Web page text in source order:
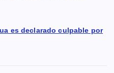
es declarado culpable por